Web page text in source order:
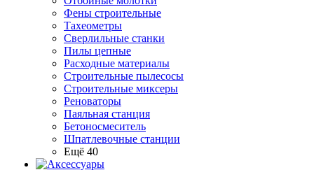
Фены строительные
Тахеометры
Сверлильные станки
Пилы цепные
Расходные материалы
Строительные пылесосы
Строительные миксеры
Реноваторы
Паяльная станция
Бетоносмеситель
Шпатлевочные станции
Ещё 40